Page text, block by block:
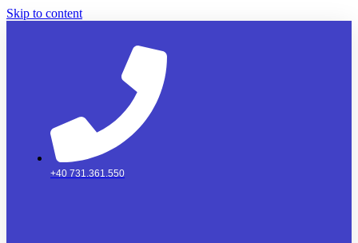
Skip to content
+40 731.361.550